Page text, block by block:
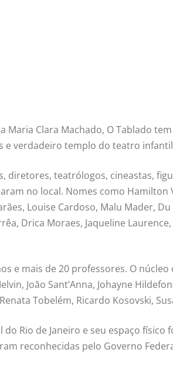
Maria Clara Machado, O Tablado
e verdadeiro templo do teatro
diretores, teatrólogos, cineastas,
no local. Nomes como Hamilton
Louise Cardoso, Malu Mader,
Drica Moraes, Jaqueline
e mais de 20 professores. O núcleo
João Sant’Anna, Johayne
Tobelém, Ricardo Kosovski,
Rio de Janeiro e seu espaço
reconhecidas pelo Governo